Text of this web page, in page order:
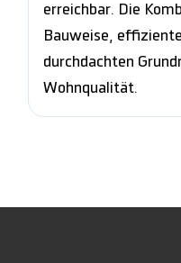
erreichbar. Die
Bauweise,
durchdachten
Wohnqualität.